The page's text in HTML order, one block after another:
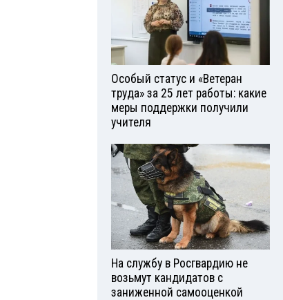
Особый статус и «Ветеран
труда» за 25 лет работы: какие
меры поддержки получили
учителя
На службу в Росгвардию не
возьмут кандидатов с
заниженной самооценкой